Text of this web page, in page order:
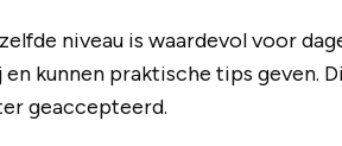
niveau is waardevol voor
en kunnen praktische tips geven.
geaccepteerd.